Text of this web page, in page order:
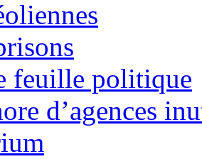
feuille politique
d’agences